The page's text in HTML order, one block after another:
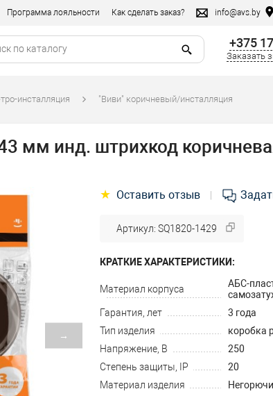
Программа лояльности Как сделать заказ? info@avs.by
+375
Заказать
инсталляция "Виви" коричневый/инсталляция
мм инд. штрихкод
→
★ Оставить отзыв
Артикул: SQ1820-1429
КРАТКИЕ ХАРАКТЕРИСТИКИ:
Материал корпуса
АБС-
Гарантия, лет
3 года
Тип изделия
коробка
Напряжение, В
250
Степень защиты, IP
20
Материал изделия